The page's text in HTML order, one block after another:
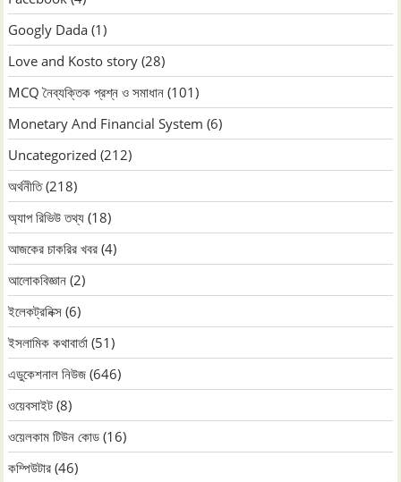
Googly Dada (1)
Love and Kosto story (28)
MCQ নৈব্যক্তিক প্রশ্ন ও সমাধান (101)
Monetary And Financial System (6)
Uncategorized (212)
অর্থনীতি(218)
অ্যাপ রিভিউ তথ্য (18)
আজকের চাকরির খবর (4)
আলোকবিজ্ঞান (2)
ইলেকট্রনিক্স (6)
ইসলামিক কথাবার্তা (51)
এডুকেশনাল নিউজ (646)
ওয়েবসাইট (8)
ওয়েলকাম টিউন কোড (16)
কম্পিউটার (46)